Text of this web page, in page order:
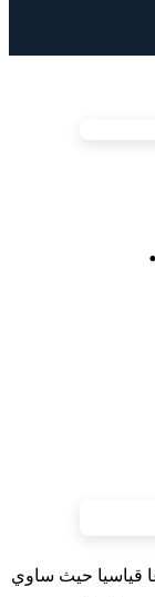
قياسيا حيث ساوي